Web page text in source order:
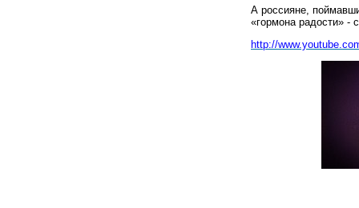
А россияне,
«гормона радости» -
http://www.youtu